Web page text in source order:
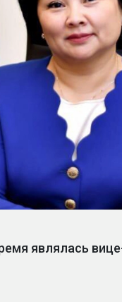
являлась